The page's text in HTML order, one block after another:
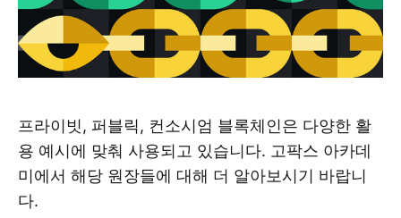
프라이빗, 퍼블릭, 컨소시엄 블록체인은 다양한 활
용 예시에 맞춰 사용되고 있습니다. 고팍스 아카데
미에서 해당 원장들에 대해 더 알아보시기 바랍니
다.